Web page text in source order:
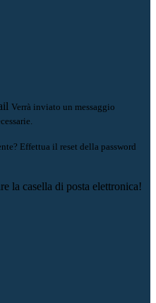
Verrà inviato un messaggio
Effettua il reset della password
la casella di posta elettronica!